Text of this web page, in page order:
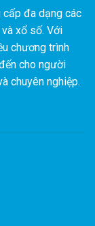
cấp đa dạng các
xổ số. Với
chương trình
cho người
chuyên nghiệp.